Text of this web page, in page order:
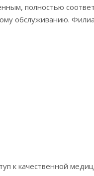
полностью
обслуживанию.
к качественной